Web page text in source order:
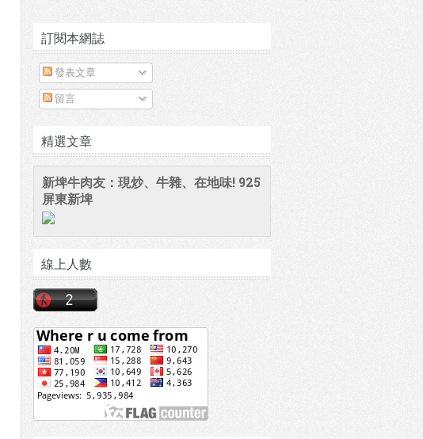
訂閱本網誌
發表文章
留言
精選文章
新埤牛肉友：現炒、牛雜、在地味! 925
屏東新埤
線上人數